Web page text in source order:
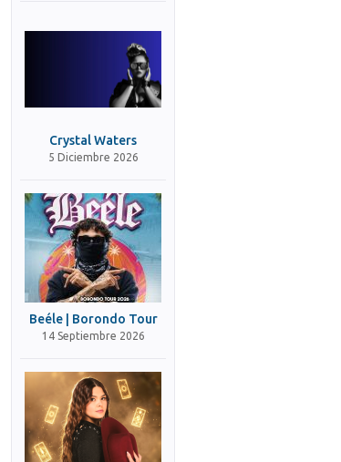
Crystal Waters
5 Diciembre 2026
Beéle | Borondo Tour
14 Septiembre 2026